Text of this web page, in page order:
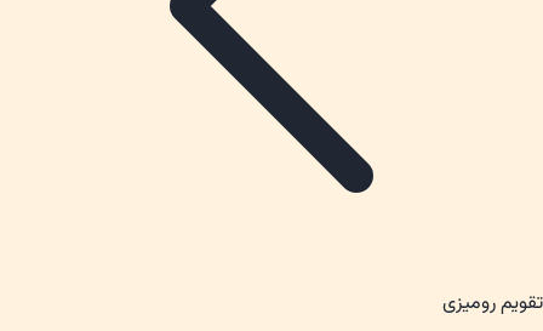
تقویم رومیزی